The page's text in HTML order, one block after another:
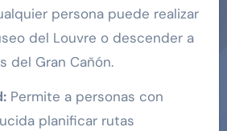
persona puede realizar
del Louvre o descender a
del Gran Cañón.
Permite a personas con
planificar rutas